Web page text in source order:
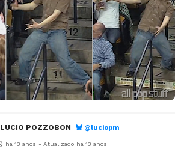
LUCIO POZZOBON @luciopm
há 13 anos - Atualizado há 13 anos